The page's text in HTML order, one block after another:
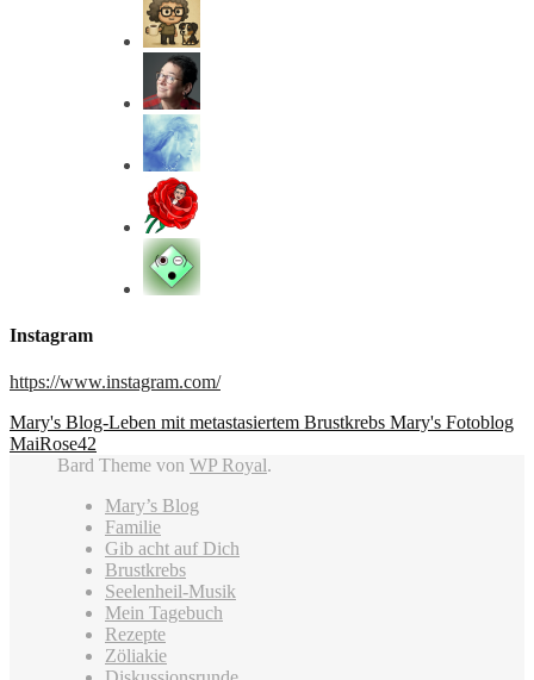
Instagram
https://www.instagram.com/
Mary's Blog-Leben mit metastasiertem Brustkrebs Mary's Fotoblog
MaiRose42
Bard Theme von WP Royal.
Mary’s Blog
Familie
Gib acht auf Dich
Brustkrebs
Seelenheil-Musik
Mein Tagebuch
Rezepte
Zöliakie